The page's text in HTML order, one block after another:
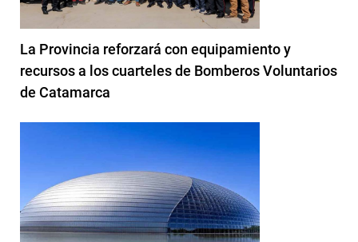
La Provincia reforzará con equipamiento y
recursos a los cuarteles de Bomberos Voluntarios
de Catamarca